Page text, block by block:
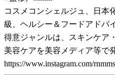
コスメコンシェルジュ、日本
級、ヘルシー＆フードアドバ
得意ジャンルは、スキンケア
美容ケアを美容メディア等で
https://www.instagram.com/